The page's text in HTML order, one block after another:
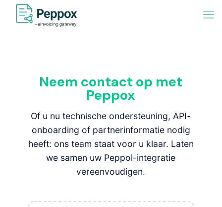
Neem contact op met
Peppox
Of u nu technische ondersteuning, API-
onboarding of partnerinformatie nodig
heeft: ons team staat voor u klaar. Laten
we samen uw Peppol-integratie
vereenvoudigen.